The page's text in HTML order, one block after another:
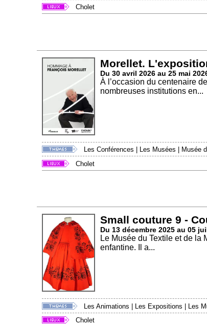
Cholet
Morellet.
Du 30 avril 2026 au 25 mai
À l’occasion du centenaire
nombreuses institutions en...
Les Conférences Les Musées Musée
Cholet
Small couture 9 -
Du 13 décembre 2025 au 05
Le Musée du Textile et de
enfantine. Il a...
Les Animations Les Expositions Les
Cholet